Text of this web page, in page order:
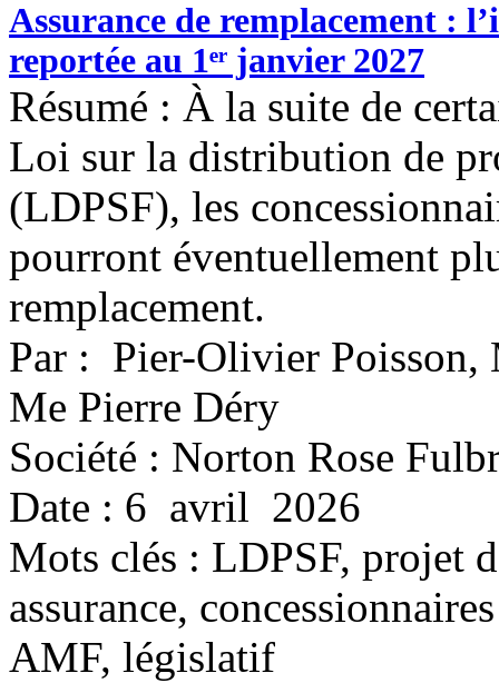
Assurance de remplacement :
reportée au 1ᵉʳ janvier 2027
Résumé : À la suite de
Loi sur la distribution de
(LDPSF), les
pourront éventuellement
remplacement.
Par : Pier-Olivier Poisson,
Me Pierre Déry
Société : Norton Rose
Date : 6 avril 2026
Mots clés : LDPSF, projet
assurance,
AMF, législatif